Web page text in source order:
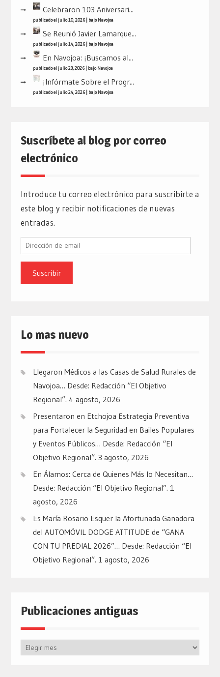
Celebraron 103 Aniversari...
publicado el julio 10, 2026| bajo Navojoa
Se Reunió Javier Lamarque...
publicado el julio 14, 2026| bajo Navojoa
En Navojoa: ¡Buscamos al...
publicado el julio 23, 2026| bajo Navojoa
¡Infórmate Sobre el Progr...
publicado el julio 24, 2026| bajo Navojoa
Suscríbete al blog por correo
electrónico
Introduce tu correo electrónico para suscribirte a
este blog y recibir notificaciones de nuevas
entradas.
Dirección
email
Lo mas nuevo
Llegaron Médicos a las Casas de Salud Rurales de
Navojoa… Desde: Redacción “El Objetivo
Regional”. 4 agosto, 2026
Presentaron en Etchojoa Estrategia Preventiva
para Fortalecer la Seguridad en Bailes Populares
y Eventos Públicos… Desde: Redacción “El
Objetivo Regional”. 3 agosto, 2026
En Álamos: Cerca de Quienes Más lo Necesitan…
Desde: Redacción “El Objetivo Regional”. 1
agosto, 2026
Es María Rosario Esquer la Afortunada Ganadora
del AUTOMÓVIL DODGE ATTITUDE de “GANA
CON TU PREDIAL 2026”… Desde: Redacción “El
Objetivo Regional”. 1 agosto, 2026
Publicaciones antiguas
Publicaciones